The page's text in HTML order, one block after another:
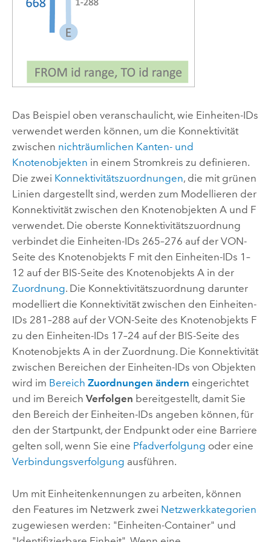
Das Beispiel oben veranschaulicht, wie Einheiten-IDs
verwendet werden können, um die Konnektivität
zwischen nichträumlichen Kanten- und
Knotenobjekten in einem Stromkreis zu definieren.
Die zwei Konnektivitätszuordnungen, die mit grünen
Linien dargestellt sind, werden zum Modellieren der
Konnektivität zwischen den Knotenobjekten A und F
verwendet. Die oberste Konnektivitätszuordnung
verbindet die Einheiten-IDs 265–276 auf der VON-
Seite des Knotenobjekts F mit den Einheiten-IDs 1–
12 auf der BIS-Seite des Knotenobjekts A in der
Zuordnung. Die Konnektivitätszuordnung darunter
modelliert die Konnektivität zwischen den Einheiten-
IDs 281–288 auf der VON-Seite des Knotenobjekts F
zu den Einheiten-IDs 17–24 auf der BIS-Seite des
Knotenobjekts A in der Zuordnung. Die Konnektivität
zwischen Bereichen der Einheiten-IDs von Objekten
wird im Bereich Zuordnungen ändern eingerichtet
und im Bereich Verfolgen bereitgestellt, damit Sie
den Bereich der Einheiten-IDs angeben können, für
den der Startpunkt, der Endpunkt oder eine Barriere
gelten soll, wenn Sie eine Pfadverfolgung oder eine
Verbindungsverfolgung ausführen.
Um mit Einheitenkennungen zu arbeiten, können
den Features im Netzwerk zwei Netzwerkkategorien
zugewiesen werden: "Einheiten-Container" und